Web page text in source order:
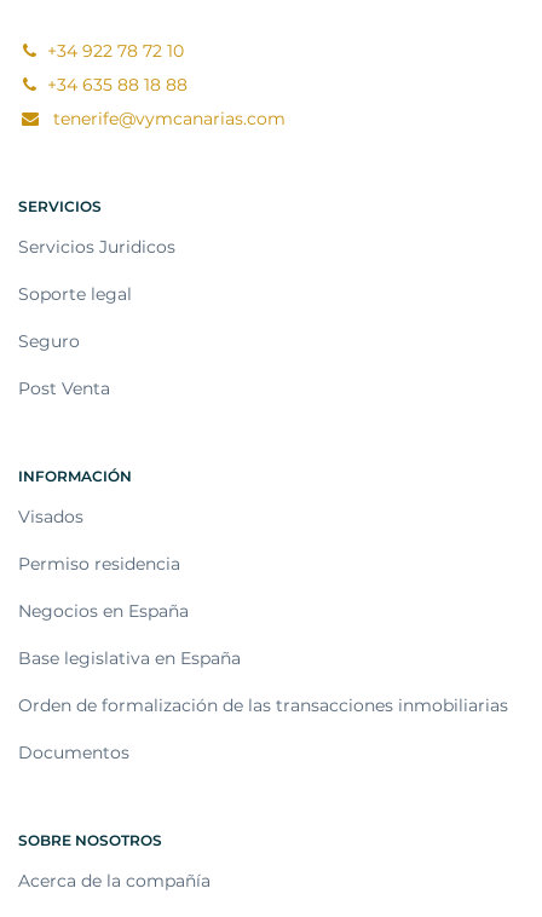
+34 922 78 72 10
+34 635 88 18 88
tenerife@vymcanarias.com
SERVICIOS
Servicios Juridicos
Soporte legal
Seguro
Post Venta
INFORMACIÓN
Visados
Permiso residencia
Negocios en España
Base legislativa en España
Orden de formalización de las transacciones inmobiliarias
Documentos
SOBRE NOSOTROS
Acerca de la compañía